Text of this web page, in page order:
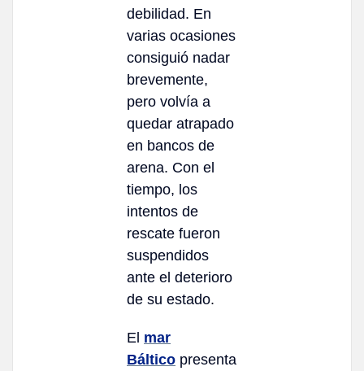
debilidad. En
varias ocasiones
consiguió nadar
brevemente,
pero volvía a
quedar atrapado
en bancos de
arena. Con el
tiempo, los
intentos de
rescate fueron
suspendidos
ante el deterioro
de su estado.
El mar
Báltico presenta